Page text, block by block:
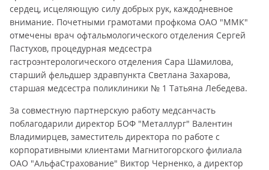
сердец, исцеляющую силу добрых рук, каждодневное
внимание. Почетными грамотами профкома ОАО "ММК"
отмечены врач офтальмологического отделения Сергей
Пастухов, процедурная медсестра
гастроэнтерологического отделения Сара Шамилова,
старший фельдшер здравпункта Светлана Захарова,
старшая медсестра поликлиники № 1 Татьяна Лебедева.
За совместную партнерскую работу медсанчасть
поблагодарили директор БОФ "Металлург" Валентин
Владимирцев, заместитель директора по работе с
корпоративными клиентами Магнитогорского филиала
ОАО "АльфаСтрахование" Виктор Черненко, а директор